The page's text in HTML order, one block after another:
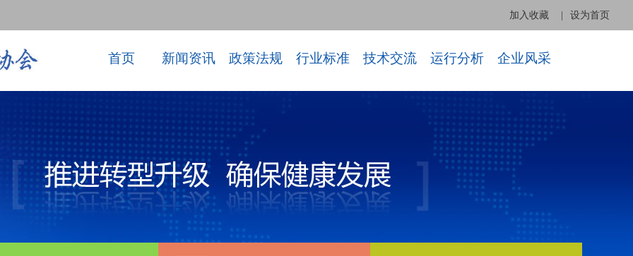
加入收藏 设为首页
首页 新闻资讯 政策法规 行业标准 技术交流 运行分析 企业风采